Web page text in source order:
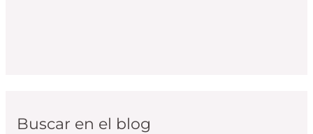
Buscar en el blog